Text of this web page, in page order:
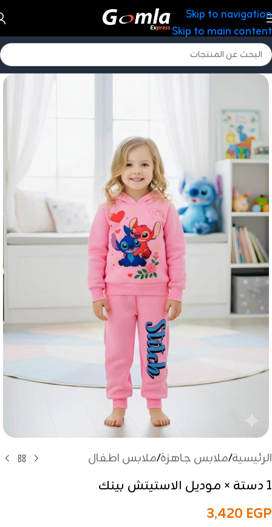
Skip to navigation
Skip to main content
الرئيسية/ملابس جاهزة/ملابس اطفال
1 دستة × موديل الاستيتش بينك
3,420 EGP